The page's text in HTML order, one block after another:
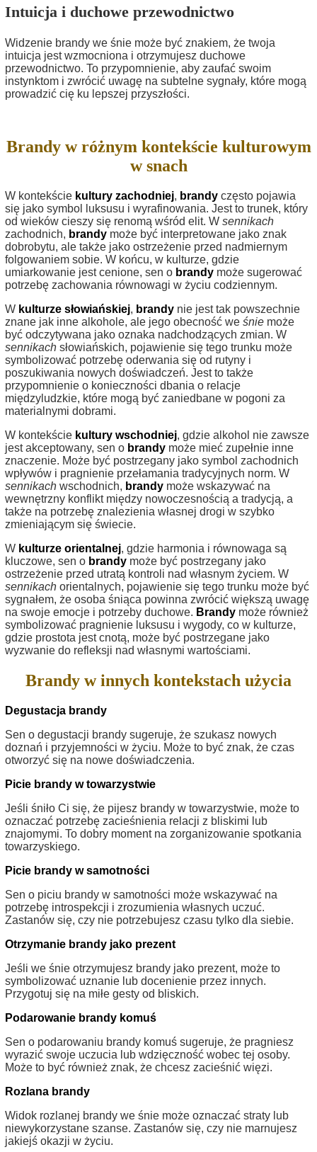
Intuicja i duchowe przewodnictwo
Widzenie brandy we śnie może być znakiem, że twoja
intuicja jest wzmocniona i otrzymujesz duchowe
przewodnictwo. To przypomnienie, aby zaufać swoim
instynktom i zwrócić uwagę na subtelne sygnały, które mogą
prowadzić cię ku lepszej przyszłości.
Brandy w różnym kontekście kulturowym
w snach
W kontekście kultury zachodniej, brandy często pojawia
się jako symbol luksusu i wyrafinowania. Jest to trunek, który
od wieków cieszy się renomą wśród elit. W sennikach
zachodnich, brandy może być interpretowane jako znak
dobrobytu, ale także jako ostrzeżenie przed nadmiernym
folgowaniem sobie. W końcu, w kulturze, gdzie
umiarkowanie jest cenione, sen o brandy może sugerować
potrzebę zachowania równowagi w życiu codziennym.
W kulturze słowiańskiej, brandy nie jest tak powszechnie
znane jak inne alkohole, ale jego obecność we śnie może
być odczytywana jako oznaka nadchodzących zmian. W
sennikach słowiańskich, pojawienie się tego trunku może
symbolizować potrzebę oderwania się od rutyny i
poszukiwania nowych doświadczeń. Jest to także
przypomnienie o konieczności dbania o relacje
międzyludzkie, które mogą być zaniedbane w pogoni za
materialnymi dobrami.
W kontekście kultury wschodniej, gdzie alkohol nie zawsze
jest akceptowany, sen o brandy może mieć zupełnie inne
znaczenie. Może być postrzegany jako symbol zachodnich
wpływów i pragnienie przełamania tradycyjnych norm. W
sennikach wschodnich, brandy może wskazywać na
wewnętrzny konflikt między nowoczesnością a tradycją, a
także na potrzebę znalezienia własnej drogi w szybko
zmieniającym się świecie.
W kulturze orientalnej, gdzie harmonia i równowaga są
kluczowe, sen o brandy może być postrzegany jako
ostrzeżenie przed utratą kontroli nad własnym życiem. W
sennikach orientalnych, pojawienie się tego trunku może być
sygnałem, że osoba śniąca powinna zwrócić większą uwagę
na swoje emocje i potrzeby duchowe. Brandy może również
symbolizować pragnienie luksusu i wygody, co w kulturze,
gdzie prostota jest cnotą, może być postrzegane jako
wyzwanie do refleksji nad własnymi wartościami.
Brandy w innych kontekstach użycia
Degustacja brandy
Sen o degustacji brandy sugeruje, że szukasz nowych
doznań i przyjemności w życiu. Może to być znak, że czas
otworzyć się na nowe doświadczenia.
Picie brandy w towarzystwie
Jeśli śniło Ci się, że pijesz brandy w towarzystwie, może to
oznaczać potrzebę zacieśnienia relacji z bliskimi lub
znajomymi. To dobry moment na zorganizowanie spotkania
towarzyskiego.
Picie brandy w samotności
Sen o piciu brandy w samotności może wskazywać na
potrzebę introspekcji i zrozumienia własnych uczuć.
Zastanów się, czy nie potrzebujesz czasu tylko dla siebie.
Otrzymanie brandy jako prezent
Jeśli we śnie otrzymujesz brandy jako prezent, może to
symbolizować uznanie lub docenienie przez innych.
Przygotuj się na miłe gesty od bliskich.
Podarowanie brandy komuś
Sen o podarowaniu brandy komuś sugeruje, że pragniesz
wyrazić swoje uczucia lub wdzięczność wobec tej osoby.
Może to być również znak, że chcesz zacieśnić więzi.
Rozlana brandy
Widok rozlanej brandy we śnie może oznaczać straty lub
niewykorzystane szanse. Zastanów się, czy nie marnujesz
jakiejś okazji w życiu.